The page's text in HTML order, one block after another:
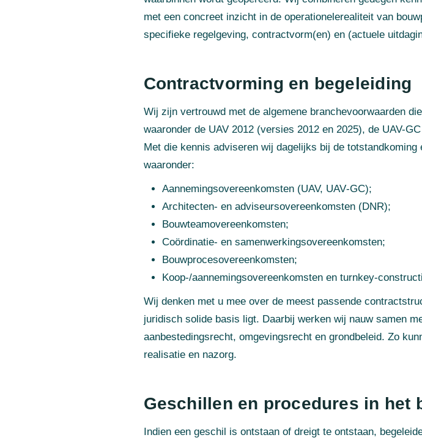
met een concreet inzicht in de operationelerealiteit van
specifieke regelgeving, contractvorm(en) en (actuele
Contractvorming en begeleiding
Wij zijn vertrouwd met de algemene branchevoorwaarden
waaronder de UAV 2012 (versies 2012 en 2025), de UAV-
Met die kennis adviseren wij dagelijks bij de
waaronder:
Aannemingsovereenkomsten (UAV, UAV‑GC);
Architecten- en adviseursovereenkomsten (DNR);
Bouwteamovereenkomsten;
Coördinatie‑ en samenwerkingsovereenkomsten;
Bouwprocesovereenkomsten;
Koop‑/aannemingsovereenkomsten en
Wij denken met u mee over de meest passende
juridisch solide basis ligt. Daarbij werken wij nauw samen
aanbestedingsrecht, omgevingsrecht en grondbeleid. Zo
realisatie en nazorg.
Geschillen en procedures in het
Indien een geschil is ontstaan of dreigt te ontstaan,